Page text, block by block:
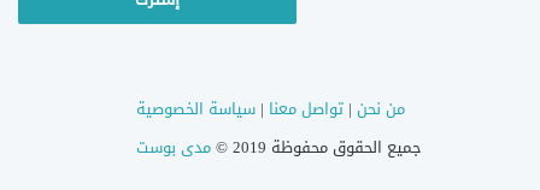
من نحن |تواصل معنا |سياسة الخصوصية
جميع الحقوق محفوظة 2019 ©
مدى بوست